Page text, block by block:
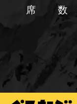
席数